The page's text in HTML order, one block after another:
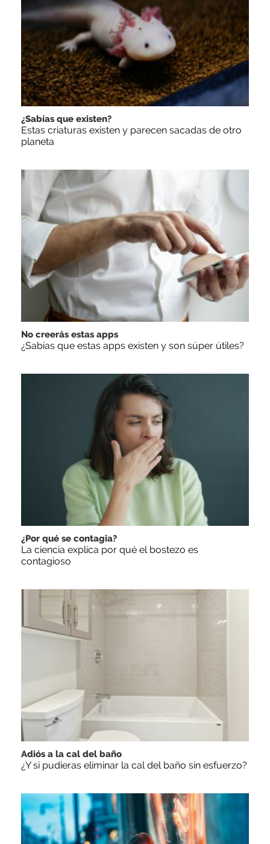
¿Sabías que existen?
Estas criaturas existen y parecen sacadas de otro
planeta
No creerás estas apps
¿Sabías que estas apps existen y son súper útiles?
¿Por qué se contagia?
La ciencia explica por qué el bostezo es
contagioso
Adiós a la cal del baño
¿Y si pudieras eliminar la cal del baño sin esfuerzo?